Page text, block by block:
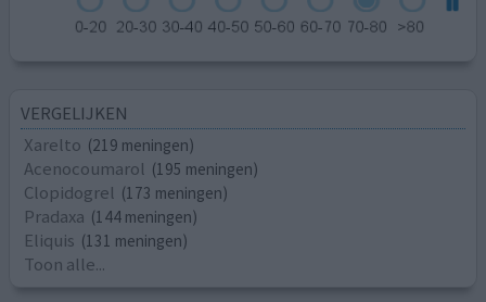
VERGELIJKEN
Xarelto (219 meningen)
Acenocoumarol (195 meningen)
Clopidogrel (173 meningen)
Pradaxa (144 meningen)
Eliquis (131 meningen)
Toon alle...